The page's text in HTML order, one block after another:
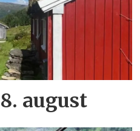
august